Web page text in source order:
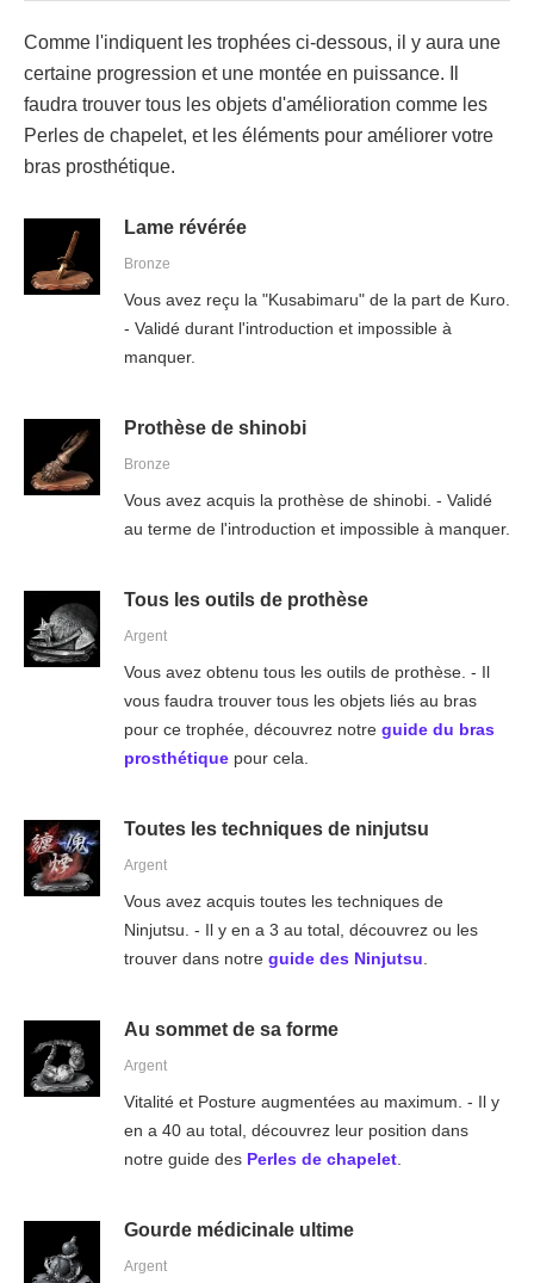
Comme l'indiquent les trophées ci-dessous, il y aura une
certaine progression et une montée en puissance. Il
faudra trouver tous les objets d'amélioration comme les
Perles de chapelet, et les éléments pour améliorer votre
bras prosthétique.
Lame révérée
Bronze
Vous avez reçu la "Kusabimaru" de la part de Kuro.
- Validé durant l'introduction et impossible à
manquer.
Prothèse de shinobi
Bronze
Vous avez acquis la prothèse de shinobi. - Validé
au terme de l'introduction et impossible à manquer.
Tous les outils de prothèse
Argent
Vous avez obtenu tous les outils de prothèse. - Il
vous faudra trouver tous les objets liés au bras
pour ce trophée, découvrez notre guide du bras
prosthétiquepour cela.
Toutes les techniques de ninjutsu
Argent
Vous avez acquis toutes les techniques de
Ninjutsu. - Il y en a 3 au total, découvrez ou les
trouver dans notre guide des Ninjutsu.
Au sommet de sa forme
Argent
Vitalité et Posture augmentées au maximum. - Il y
en a 40 au total, découvrez leur position dans
notre guide des Perles de chapelet.
Gourde médicinale ultime
Argent